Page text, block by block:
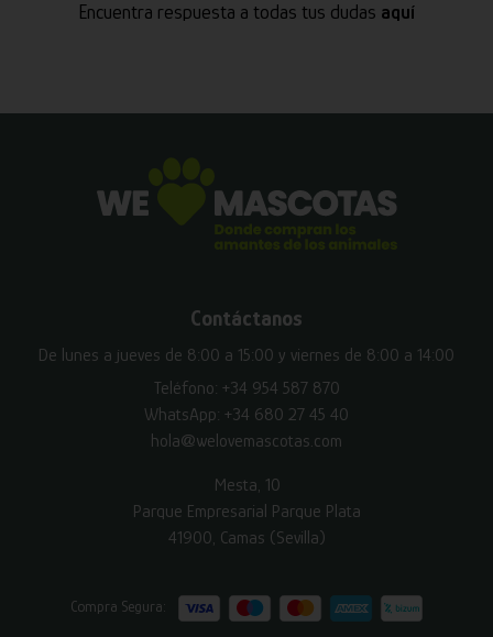
Encuentra respuesta a todas tus dudas aquí
Contáctanos
De lunes a jueves de 8:00 a 15:00 y viernes de 8:00 a 14:00
Teléfono: +34 954 587 870
WhatsApp: +34 680 27 45 40
hola@welovemascotas.com
Mesta, 10
Parque Empresarial Parque Plata
41900, Camas (Sevilla)
Compra Segura: